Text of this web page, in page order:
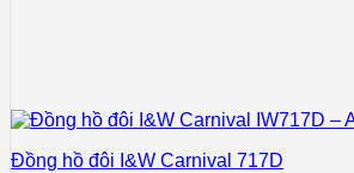
Đồng hồ đôi I&W Carnival 717D